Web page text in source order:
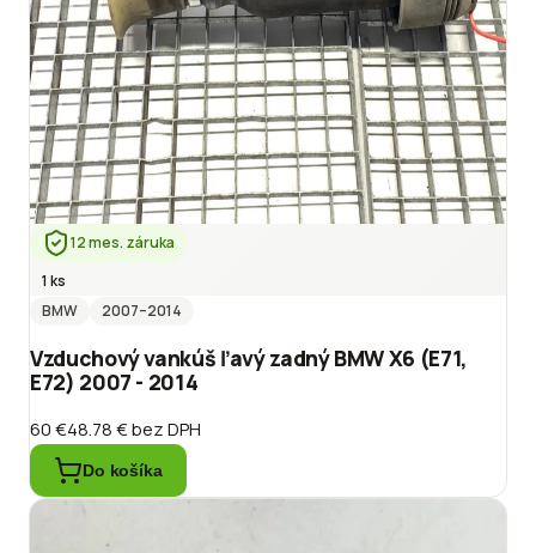
12 mes. záruka
1 ks
BMW
2007–2014
Vzduchový vankúš ľavý zadný BMW X6 (E71,
E72) 2007 - 2014
60 €48.78 €bez DPH
Do košíka